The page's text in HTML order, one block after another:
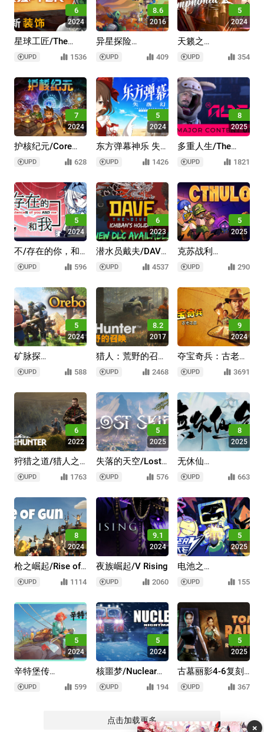
6
2024
星球工匠/The
Planet Crafter
UPD 1536
8.6
2016
异星探险
家/ASTRONEER
UPD 409
5
2024
天籁之
国/Symphonia
UPD 354
7
2024
护核纪元/Core
Keeper
UPD 628
5
2024
东方弹幕神乐 失
落幻想/Touhou
Danmaku Kagura
UPD 1426
8
2025
多重人生/The
Alters
UPD 1821
5
2024
不/存在的你，和
我/The
NOexistenceN of
UPD 596
6
2023
潜水员戴夫/DAVE
THE DIVER
UPD 4537
5
2025
克苏战利
品/CTHULOOT
UPD 290
5
2024
矿脉探
寻/Orebound
UPD 588
8.2
2017
猎人：荒野的召
唤/theHunter: Call
of the Wild
UPD 2468
9
2024
夺宝奇兵：古老之
圈/Indiana Jones
and the Great
UPD 3691
6
2022
狩猎之道/猎人之
路/Way of the
Hunter
UPD 1763
5
2025
失落的天空/Lost
Skies
UPD 576
8
2025
无休仙
途/EndlessJourney
UPD 663
8
2024
枪之崛起/Rise of
GunUPD 1114
9.1
2024
夜族崛起/V Rising
UPD 2060
5
2025
电池之
诺/BatteryNote
UPD 155
5
2024
辛特堡传
说/Dungeons of
Hinterberg
UPD 599
5
2024
核噩梦/Nuclear
Nightmare
UPD 194
5
2025
古墓丽影4-6复刻
版/Tomb Raider
IV-VI Remastered
UPD 367
点击加载更多
×